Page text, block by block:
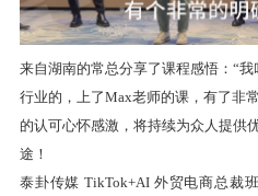
来自湖南的常总分享了课程感悟： “我
行业的，上了Max老师的课，有了非
的认可心怀感激，将持续为众人提供
途！
泰卦传媒 TikTok+AI 外贸电商总裁